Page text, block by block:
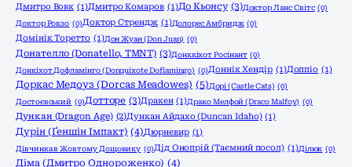
Дмитро Вовк (1)Дмитро Комаров (1)До Кьонсу (3)Доктор Ланс Світс (0)
Доктор Рокзо (0)Доктор Стрендж (1)Долорес Амбридж (0)
Домінік Торетто (1)Дон Жуан (Don Juan) (0)
Донателло (Donatello, TMNT) (3)Донккіхот Росінант (0)
Донкіхот Дофламінго (Donquixote Doflamingo) (0)Доннік Хендір (1)Доппіо (1)
Доркас Медоуз (Dorcas Meadowes) (5)Дорі (Castle Cats) (0)
Достоєвський (0)Дотторе (3)Дракен (1)Драко Мелфой (Draco Malfoy) (0)
Дункан (Dragon Age) (2)Дункан Айдахо (Duncan Idaho) (1)
Дурін (Ґеншін Імпакт) (4)Дюрневир (1)
Дівчинка в Жовтому Дощовику (0)Дід Онопрій (Таємний посол) (1)Ділюк (0)
Діма (Дмитро Однороженко) (4)